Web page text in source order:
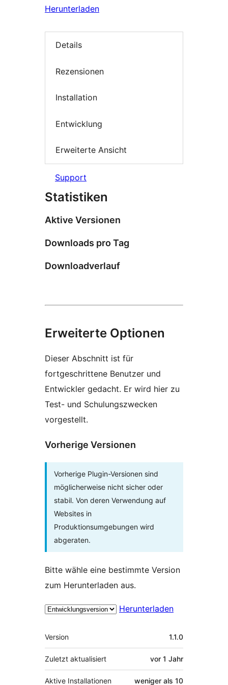
Herunterladen
Details
Rezensionen
Installation
Entwicklung
Erweiterte Ansicht
Support
Statistiken
Aktive Versionen
Downloads pro Tag
Downloadverlauf
Erweiterte Optionen
Dieser Abschnitt ist für
fortgeschrittene Benutzer und
Entwickler gedacht. Er wird hier zu
Test- und Schulungszwecken
vorgestellt.
Vorherige Versionen
Vorherige Plugin-Versionen sind
möglicherweise nicht sicher oder
stabil. Von deren Verwendung auf
Websites in
Produktionsumgebungen wird
abgeraten.
Bitte wähle eine bestimmte Version
zum Herunterladen aus.
Herunterladen
Meta
Version 1.1.0
Zuletzt aktualisiert vor 1 Jahr
Aktive Installationen weniger als 10